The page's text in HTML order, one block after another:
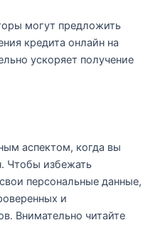
могут предложить
кредита онлайн на
ускоряет получение
аспектом, когда вы
Чтобы избежать
персональные данные,
и
Внимательно читайте